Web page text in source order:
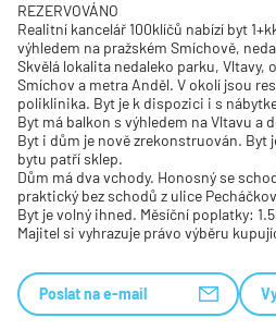
REZERVOVÁNO
Realitní kancelář 100klíčů nabízí byt
výhledem na pražském Smíchově,
Skvělá lokalita nedaleko parku, Vltavy,
Smíchov a metra Anděl. V okolí jsou
poliklinika. Byt je k dispozici i s
Byt má balkon s výhledem na Vltavu a
Byt i dům je nově zrekonstruován. Byt
bytu patří sklep.
Dům má dva vchody. Honosný se
praktický bez schodů z ulice
Byt je volný ihned. Měsíční poplatky:
Majitel si vyhrazuje právo výběru
Poslat na e-mail